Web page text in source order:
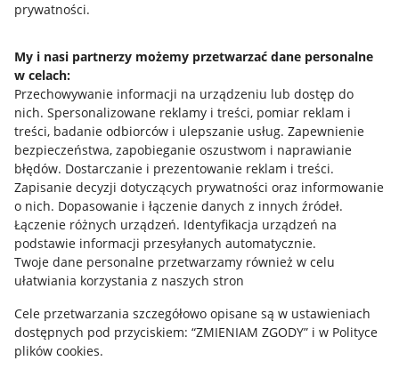
prywatności.
My i nasi partnerzy możemy przetwarzać dane personalne
w celach:
Przechowywanie informacji na urządzeniu lub dostęp do
nich. Spersonalizowane reklamy i treści, pomiar reklam i
treści, badanie odbiorców i ulepszanie usług. Zapewnienie
bezpieczeństwa, zapobieganie oszustwom i naprawianie
błędów. Dostarczanie i prezentowanie reklam i treści.
Zapisanie decyzji dotyczących prywatności oraz informowanie
o nich. Dopasowanie i łączenie danych z innych źródeł.
Łączenie różnych urządzeń. Identyfikacja urządzeń na
podstawie informacji przesyłanych automatycznie.
Twoje dane personalne przetwarzamy również w celu
ułatwiania korzystania z naszych stron
Cele przetwarzania szczegółowo opisane są w ustawieniach
dostępnych pod przyciskiem: “ZMIENIAM ZGODY” i w Polityce
plików cookies.
Jak to działa
Allegro Gadane dla sprzedających
Allegro Gadane dla kupujących
Mapa miejscowości
Informacje prawne
Regulamin
Polityka plików "cookies"
Ustawienia plików "cookies"
Udostępnianie lokalizacji
Informacje dla Aktu o Usługach Cyfrowych